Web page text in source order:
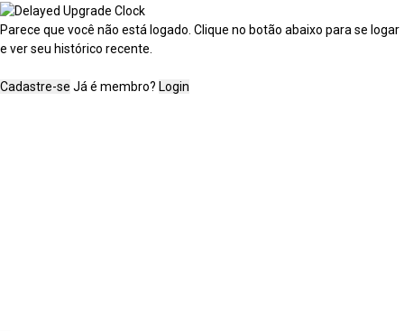
Parece que você não está logado. Clique no botão abaixo para se logar
e ver seu histórico recente.
Cadastre-se Já é membro? Login